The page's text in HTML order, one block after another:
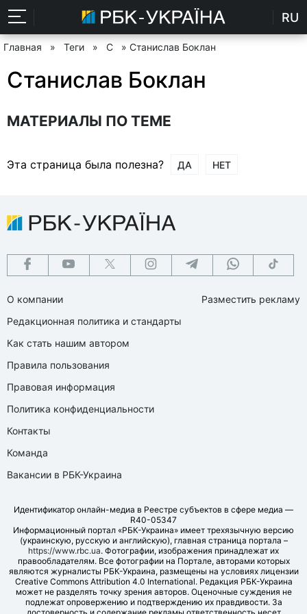
RU
Главная » Теги » С » Станислав Боклан
Станислав Боклан
МАТЕРИАЛЫ ПО ТЕМЕ
Эта страница была полезна? ДА НЕТ
О компании
Редакционная политика и стандарты
Как стать нашим автором
Правила пользования
Правовая информация
Политика конфиденциальности
Контакты
Команда
Вакансии в РБК-Украина
Разместить рекламу
Идентификатор онлайн-медиа в Реестре субъектов в сфере медиа —
R40-05347
Информационный портал «РБК-Украина» имеет трехязычную версию
(украинскую, русскую и английскую), главная страница портала –
https://www.rbc.ua. Фотографии, изображения принадлежат их
правообладателям. Все фотографии на Портале, авторами которых
являются журналисты РБК-Украина, размещены на условиях лицензии
Creative Commons Attribution 4.0 International. Редакция РБК-Украина
может не разделять точку зрения авторов. Оценочные суждения не
подлежат опровержению и подтверждению их правдивости. За